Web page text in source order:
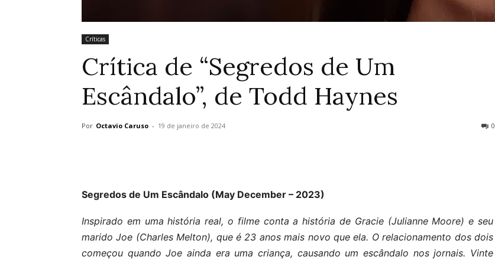
Cinema
Críticas
Crítica de “Segredos de Um
Escândalo”, de Todd Haynes
Por Octavio Caruso - 19 de janeiro de 2024 0
Segredos de Um Escândalo (May December – 2023)
Inspirado em uma história real, o filme conta a história de Gracie (Julianne Moore) e seu
marido Joe (Charles Melton), que é 23 anos mais novo que ela. O relacionamento dos dois
começou quando Joe ainda era uma criança, causando um escândalo nos jornais. Vinte